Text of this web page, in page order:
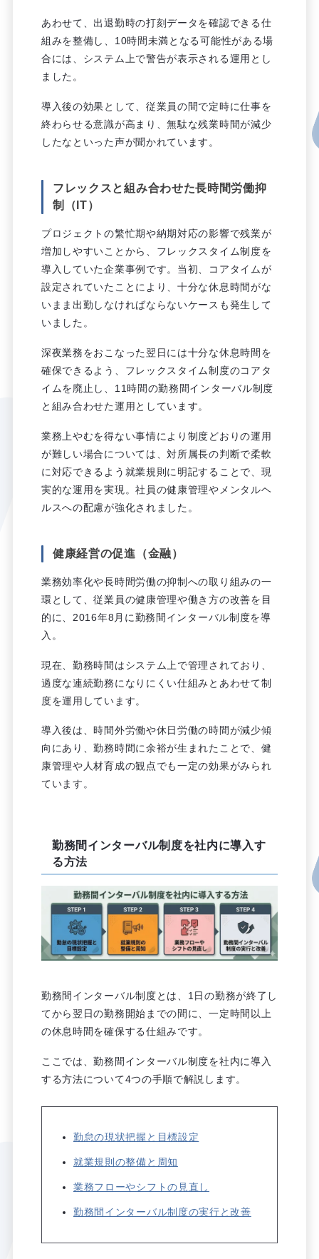
あわせて、出退勤時の打刻データを確認できる仕
組みを整備し、10時間未満となる可能性がある場
合には、システム上で警告が表示される運用とし
ました。
導入後の効果として、従業員の間で定時に仕事を
終わらせる意識が高まり、無駄な残業時間が減少
したなといった声が聞かれています。
フレックスと組み合わせた長時間労働抑
制（IT）
プロジェクトの繁忙期や納期対応の影響で残業が
増加しやすいことから、フレックスタイム制度を
導入していた企業事例です。当初、コアタイムが
設定されていたことにより、十分な休息時間がな
いまま出勤しなければならないケースも発生して
いました。
深夜業務をおこなった翌日には十分な休息時間を
確保できるよう、フレックスタイム制度のコアタ
イムを廃止し、11時間の勤務間インターバル制度
と組み合わせた運用としています。
業務上やむを得ない事情により制度どおりの運用
が難しい場合については、対所属長の判断で柔軟
に対応できるよう就業規則に明記することで、現
実的な運用を実現。社員の健康管理やメンタルヘ
ルスへの配慮が強化されました。
健康経営の促進（金融）
業務効率化や長時間労働の抑制への取り組みの一
環として、従業員の健康管理や働き方の改善を目
的に、2016年8月に勤務間インターバル制度を導
入。
現在、勤務時間はシステム上で管理されており、
過度な連続勤務になりにくい仕組みとあわせて制
度を運用しています。
導入後は、時間外労働や休日労働の時間が減少傾
向にあり、勤務時間に余裕が生まれたことで、健
康管理や人材育成の観点でも一定の効果がみられ
ています。
勤務間インターバル制度を社内に導入す
る方法
勤務間インターバル制度とは、1日の勤務が終了し
てから翌日の勤務開始までの間に、一定時間以上
の休息時間を確保する仕組みです。
ここでは、勤務間インターバル制度を社内に導入
する方法について4つの手順で解説します。
勤怠の現状把握と目標設定
就業規則の整備と周知
業務フローやシフトの見直し
勤務間インターバル制度の実行と改善